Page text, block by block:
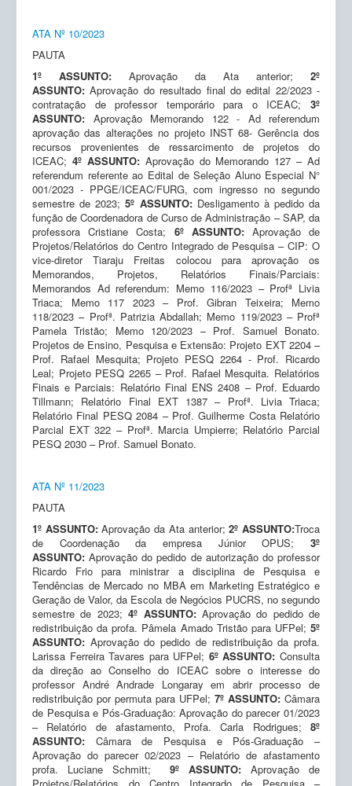
ATA Nº 10/2023
PAUTA
1º ASSUNTO: Aprovação da Ata anterior; 2º
ASSUNTO:Aprovação do resultado final do edital 22/2023 -
contratação de professor temporário para o ICEAC; 3º
ASSUNTO: Aprovação Memorando 122 - Ad referendum
aprovação das alterações no projeto INST 68- Gerência dos
recursos provenientes de ressarcimento de projetos do
ICEAC; 4º ASSUNTO: Aprovação do Memorando 127 – Ad
referendum referente ao Edital de Seleção Aluno Especial N°
001/2023 - PPGE/ICEAC/FURG, com ingresso no segundo
semestre de 2023;5º ASSUNTO: Desligamento à pedido da
função de Coordenadora de Curso de Administração – SAP, da
professora Cristiane Costa; 6º ASSUNTO: Aprovação de
Projetos/Relatórios do Centro Integrado de Pesquisa – CIP: O
vice-diretor Tiaraju Freitas colocou para aprovação os
Memorandos, Projetos, Relatórios Finais/Parciais:
Memorandos Ad referendum: Memo 116/2023 – Profª Livia
Triaca; Memo 117 2023 – Prof. Gibran Teixeira; Memo
118/2023 – Profª. Patrizia Abdallah; Memo 119/2023 – Profª
Pamela Tristão; Memo 120/2023 – Prof. Samuel Bonato.
Projetos de Ensino, Pesquisa e Extensão: Projeto EXT 2204 –
Prof. Rafael Mesquita; Projeto PESQ 2264 - Prof. Ricardo
Leal; Projeto PESQ 2265 – Prof. Rafael Mesquita. Relatórios
Finais e Parciais: Relatório Final ENS 2408 – Prof. Eduardo
Tillmann; Relatório Final EXT 1387 – Profª. Livia Triaca;
Relatório Final PESQ 2084 – Prof. Guilherme Costa Relatório
Parcial EXT 322 – Profª. Marcia Umpierre; Relatório Parcial
PESQ 2030 – Prof. Samuel Bonato.
ATA Nº 11/2023
PAUTA
1º ASSUNTO:Aprovação da Ata anterior; 2º ASSUNTO:Troca
de Coordenação da empresa Júnior OPUS; 3º
ASSUNTO:Aprovação do pedido de autorização do professor
Ricardo Frio para ministrar a disciplina de Pesquisa e
Tendências de Mercado no MBA em Marketing Estratégico e
Geração de Valor, da Escola de Negócios PUCRS, no segundo
semestre de 2023;4º ASSUNTO: Aprovação do pedido de
redistribuição da profa. Pâmela Amado Tristão para UFPel; 5º
ASSUNTO: Aprovação do pedido de redistribuição da profa.
Larissa Ferreira Tavares para UFPel; 6º ASSUNTO:Consulta
da direção ao Conselho do ICEAC sobre o interesse do
professor André Andrade Longaray em abrir processo de
redistribuição por permuta para UFPel; 7º ASSUNTO: Câmara
de Pesquisa e Pós-Graduação: Aprovação do parecer 01/2023
– Relatório de afastamento, Profa. Carla Rodrigues; 8º
ASSUNTO: Câmara de Pesquisa e Pós-Graduação –
Aprovação do parecer 02/2023 – Relatório de afastamento
profa. Luciane Schmitt; 9º ASSUNTO: Aprovação de